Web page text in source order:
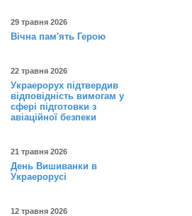
29 травня 2026
Вічна пам'ять Герою
22 травня 2026
Украерорух підтвердив
відповідність вимогам у
сфері підготовки з
авіаційної безпеки
21 травня 2026
День Вишиванки в
Украерорусі
12 травня 2026